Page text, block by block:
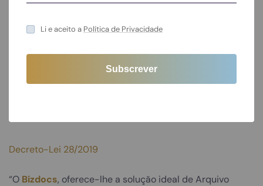
proveniente de arquivos em
formato
documentos originais;
As copias de segurança dos suportes eletrónicos
são obrigatórias para as empresas, armazenar em
Decreto-Lei 28/2019
“O Bizdocs, oferece-lhe a solução ideal de Arquivo
Li e aceito a Política de Privacidade